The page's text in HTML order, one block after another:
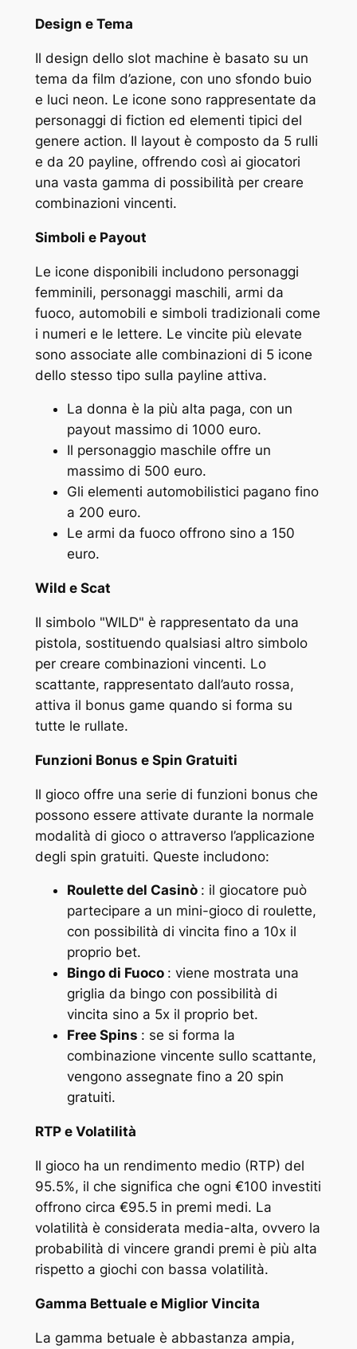
Design e Tema
Il design dello slot machine è basato su un
tema da film d’azione, con uno sfondo buio
e luci neon. Le icone sono rappresentate da
personaggi di fiction ed elementi tipici del
genere action. Il layout è composto da 5 rulli
e da 20 payline, offrendo così ai giocatori
una vasta gamma di possibilità per creare
combinazioni vincenti.
Simboli e Payout
Le icone disponibili includono personaggi
femminili, personaggi maschili, armi da
fuoco, automobili e simboli tradizionali come
i numeri e le lettere. Le vincite più elevate
sono associate alle combinazioni di 5 icone
dello stesso tipo sulla payline attiva.
La donna è la più alta paga, con un
payout massimo di 1000 euro.
Il personaggio maschile offre un
massimo di 500 euro.
Gli elementi automobilistici pagano fino
a 200 euro.
Le armi da fuoco offrono sino a 150
euro.
Wild e Scat
Il simbolo "WILD" è rappresentato da una
pistola, sostituendo qualsiasi altro simbolo
per creare combinazioni vincenti. Lo
scattante, rappresentato dall’auto rossa,
attiva il bonus game quando si forma su
tutte le rullate.
Funzioni Bonus e Spin Gratuiti
Il gioco offre una serie di funzioni bonus che
possono essere attivate durante la normale
modalità di gioco o attraverso l’applicazione
degli spin gratuiti. Queste includono:
Roulette del Casinò : il giocatore può
partecipare a un mini-gioco di roulette,
con possibilità di vincita fino a 10x il
proprio bet.
Bingo di Fuoco : viene mostrata una
griglia da bingo con possibilità di
vincita sino a 5x il proprio bet.
Free Spins : se si forma la
combinazione vincente sullo scattante,
vengono assegnate fino a 20 spin
gratuiti.
RTP e Volatilità
Il gioco ha un rendimento medio (RTP) del
95.5%, il che significa che ogni €100 investiti
offrono circa €95.5 in premi medi. La
volatilità è considerata media-alta, ovvero la
probabilità di vincere grandi premi è più alta
rispetto a giochi con bassa volatilità.
Gamma Bettuale e Miglior Vincita
La gamma betuale è abbastanza ampia,